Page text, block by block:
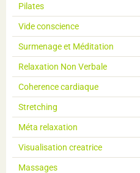
Pilates
Vide conscience
Surmenage et Méditation
Relaxation Non Verbale
Coherence cardiaque
Stretching
Méta relaxation
Visualisation creatrice
Massages